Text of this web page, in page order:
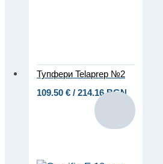
Тупфери Telaprep №2
109.50 € / 214.16 BGN